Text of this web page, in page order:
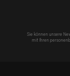
Sie können unsere
mit Ihren